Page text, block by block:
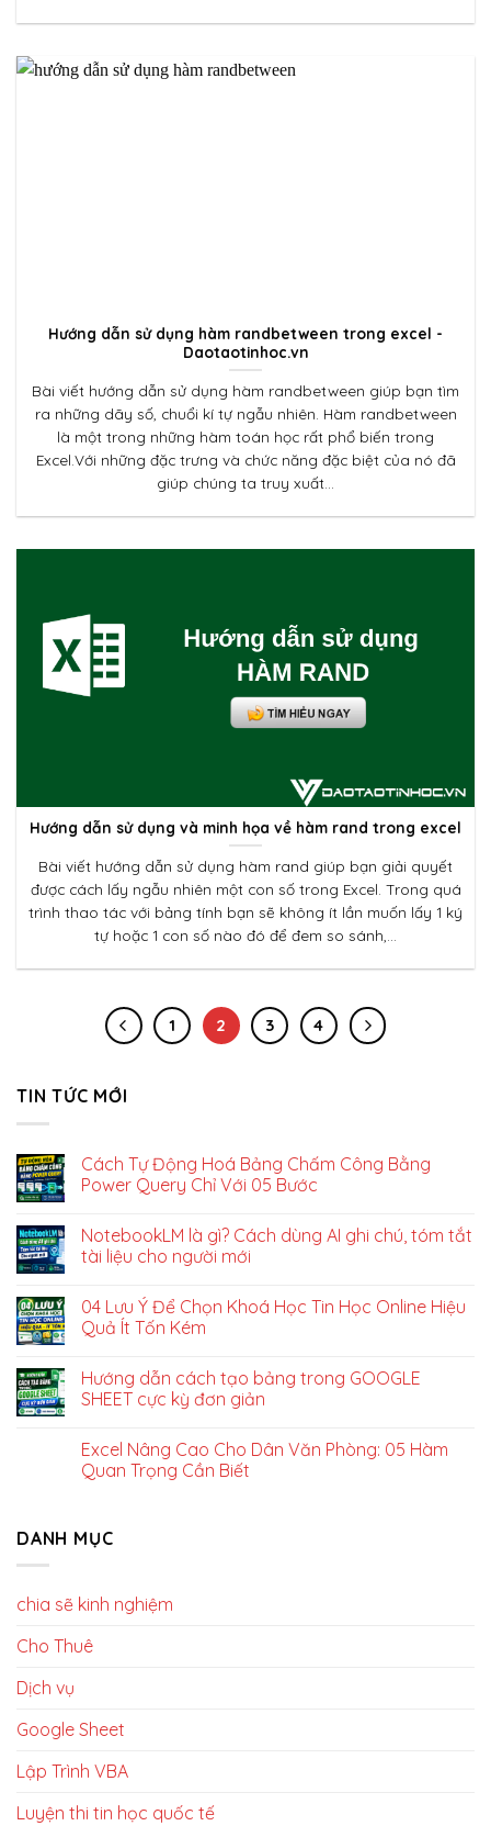
Hướng dẫn sử dụng hàm randbetween trong excel -
Daotaotinhoc.vn
Bài viết hướng dẫn sử dụng hàm randbetween giúp bạn tìm
ra những dãy số, chuổi kí tự ngẫu nhiên. Hàm randbetween
là một trong những hàm toán học rất phổ biến trong
Excel.Với những đặc trưng và chức năng đặc biệt của nó đã
giúp chúng ta truy xuất...
Hướng dẫn sử dụng và minh họa về hàm rand trong excel
Bài viết hướng dẫn sử dụng hàm rand giúp bạn giải quyết
được cách lấy ngẫu nhiên một con số trong Excel. Trong quá
trình thao tác với bảng tính bạn sẽ không ít lần muốn lấy 1 ký
tự hoặc 1 con số nào đó để đem so sánh,...
1 2 3 4
TIN TỨC MỚI
Cách Tự Động Hoá Bảng Chấm Công Bằng
Power Query Chỉ Với 05 Bước
NotebookLM là gì? Cách dùng AI ghi chú, tóm tắt
tài liệu cho người mới
04 Lưu Ý Để Chọn Khoá Học Tin Học Online Hiệu
Quả Ít Tốn Kém
Hướng dẫn cách tạo bảng trong GOOGLE
SHEET cực kỳ đơn giản
Excel Nâng Cao Cho Dân Văn Phòng: 05 Hàm
Quan Trọng Cần Biết
DANH MỤC
chia sẽ kinh nghiệm
Cho Thuê
Dịch vụ
Google Sheet
Lập Trình VBA
Luyện thi tin học quốc tế